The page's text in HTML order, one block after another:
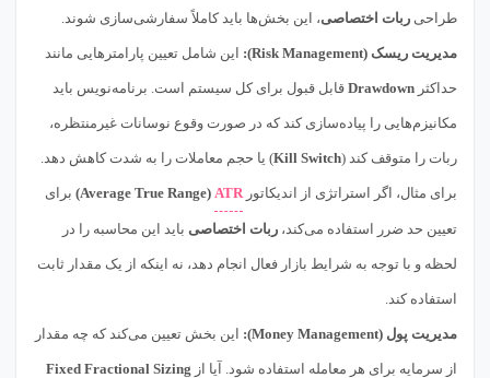
طراحی ربات اختصاصی، این بخش‌ها باید کاملاً سفارشی‌سازی شوند.
مدیریت ریسک (Risk Management): این شامل تعیین پارامترهایی مانند
حداکثر Drawdown قابل قبول برای کل سیستم است. برنامه‌نویس باید
مکانیزم‌هایی را پیاده‌سازی کند که در صورت وقوع نوسانات غیرمنتظره،
ربات را متوقف کند (Kill Switch) یا حجم معاملات را به شدت کاهش دهد.
برای مثال، اگر استراتژی از اندیکاتورATR
(Average True Range) برای
تعیین حد ضرر استفاده می‌کند، ربات اختصاصی باید این محاسبه را در
لحظه و با توجه به شرایط بازار فعال انجام دهد، نه اینکه از یک مقدار ثابت
استفاده کند.
مدیریت پول (Money Management): این بخش تعیین می‌کند که چه مقدار
از سرمایه برای هر معامله استفاده شود. آیا از Fixed Fractional Sizing